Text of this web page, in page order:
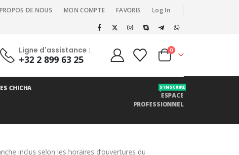
DE NOUS MON COMPTE FAVORIS Log In
Ligne d'assistance :
+32 2 899 63 25
0
CHICHA
ESPACE
PROFESSIONNEL
S'INSCRIRE
inclus selon les horaires d’ouvertures du